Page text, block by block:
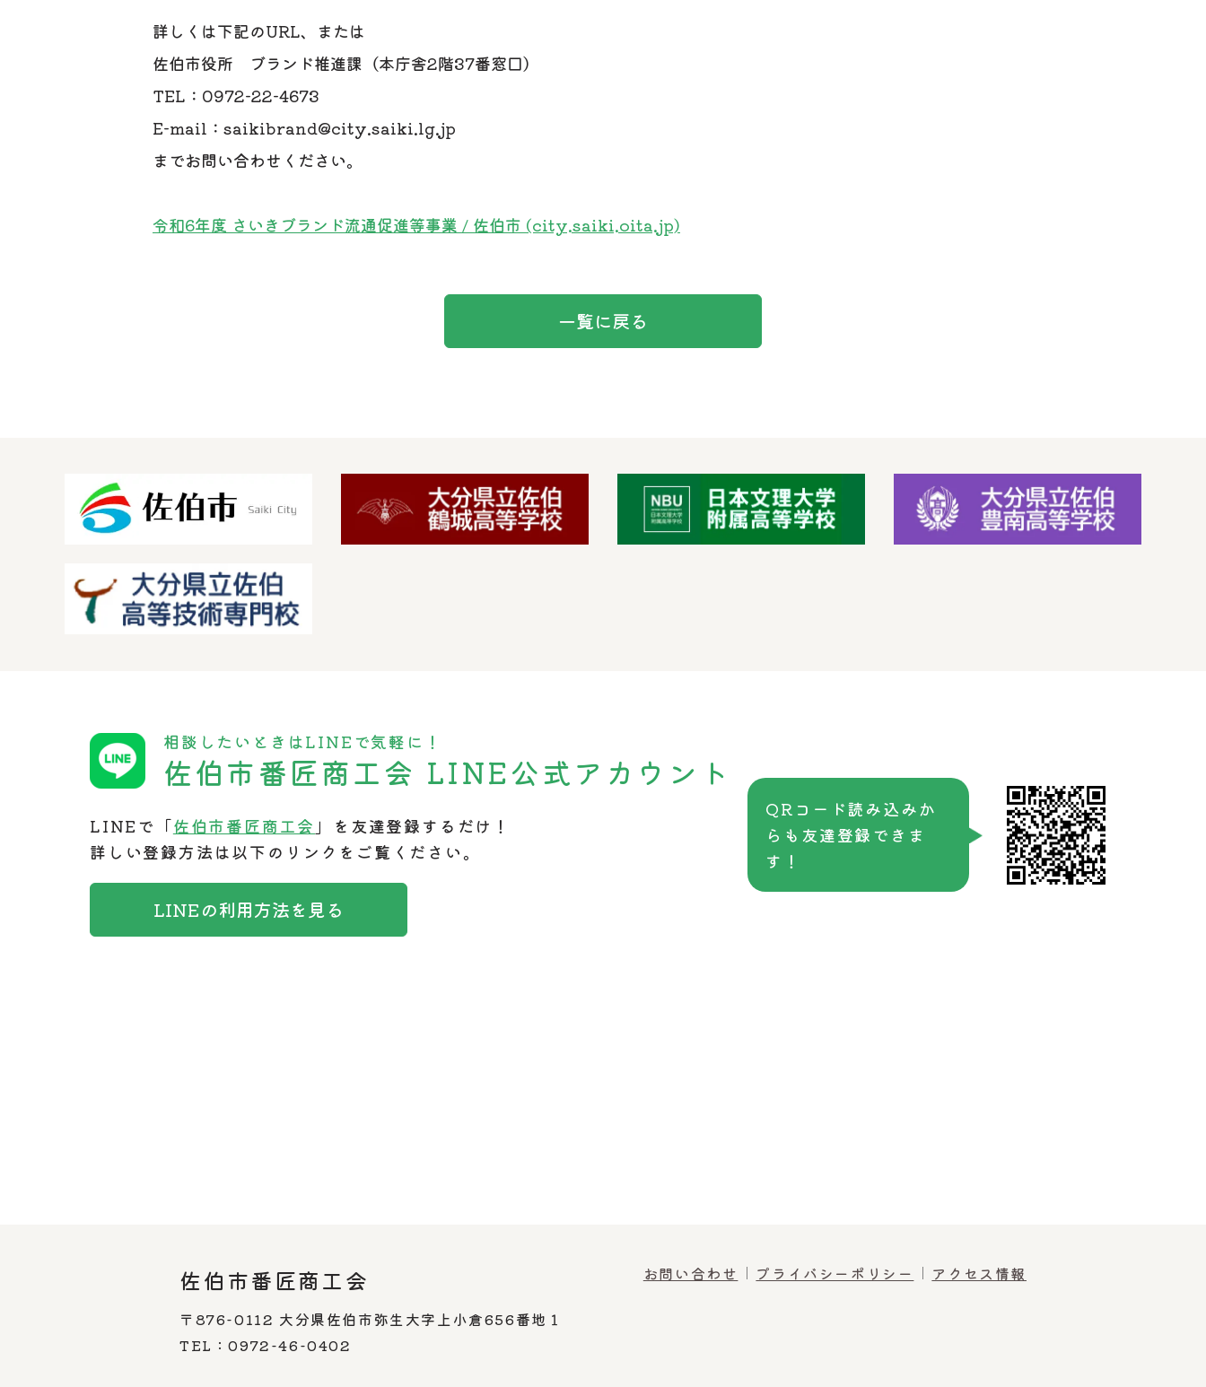
詳しくは下記のURL、または
佐伯市役所 ブランド推進課（本庁舎2階37番窓口）
TEL：0972-22-4673
E-mail：saikibrand@city.saiki.lg.jp
までお問い合わせください。
令和6年度 さいきブランド流通促進等事業 / 佐伯市 (city.saiki.oita.jp)
一覧に戻る
相談したいときはLINEで気軽に！
佐伯市番匠商工会 LINE公式アカウント
LINEで「佐伯市番匠商工会 」を友達登録するだけ！
詳しい登録方法は以下のリンクをご覧ください。
LINEの利用方法を見る
QRコード読み込みか
らも友達登録できま
す！
佐伯市番匠商工会
〒876-0112 大分県佐伯市弥生大字上小倉656番地１
TEL：0972-46-0402
お問い合わせ プライバシーポリシー アクセス情報